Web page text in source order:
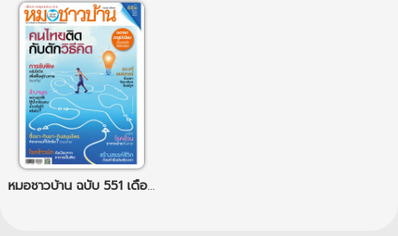
หมอชาวบ้าน ฉบับ 551 เดือนมีนาคม 68